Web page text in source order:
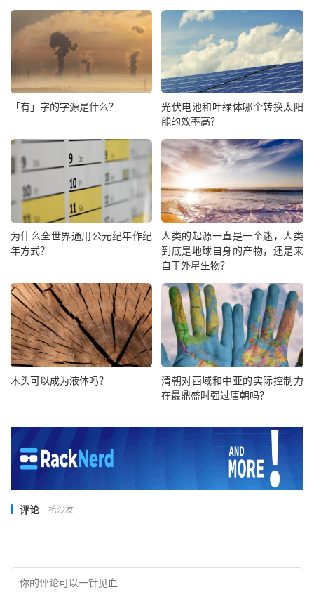
「有」字的字源是什么？
光伏电池和叶绿体哪个转换太阳
能的效率高？
为什么全世界通用公元纪年作纪
年方式？
人类的起源一直是一个迷，人类
到底是地球自身的产物，还是来
自于外星生物？
木头可以成为液体吗？
清朝对西域和中亚的实际控制力
在最鼎盛时强过唐朝吗？
评论 抢沙发